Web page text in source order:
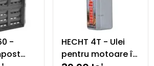
-
HECHT 4T - Ulei
pentru motoare în